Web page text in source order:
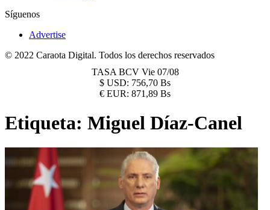
Síguenos
Advertise
© 2022 Caraota Digital. Todos los derechos reservados
TASA BCV Vie 07/08
$ USD: 756,70 Bs
€ EUR: 871,89 Bs
Etiqueta: Miguel Díaz-Canel